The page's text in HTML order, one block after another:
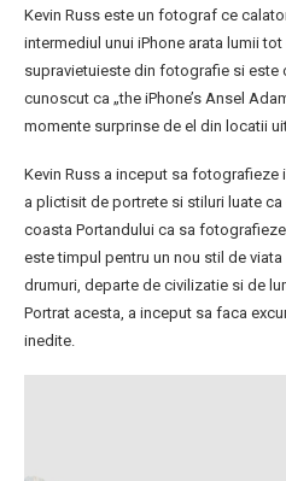
Kevin Russ este un fotograf ce
intermediul unui iPhone arata lumii
supravietuieste din fotografie si este
cunoscut ca „the iPhone’s Ansel
momente surprinse de el din locatii
Kevin Russ a inceput sa
a plictisit de portrete si stiluri luate
coasta Portandului ca sa
este timpul pentru un nou stil de
drumuri, departe de civilizatie si de
Portrat acesta, a inceput sa faca
inedite.